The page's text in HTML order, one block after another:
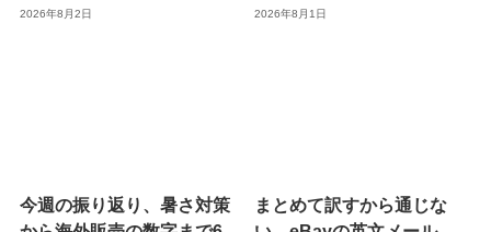
2026年8月2日 2026年8月1日
今週の振り返り、暑さ対策
まとめて訳すから通じな